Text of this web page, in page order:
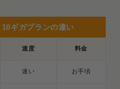
速度 料金
速い お手頃
ギガプランの違い